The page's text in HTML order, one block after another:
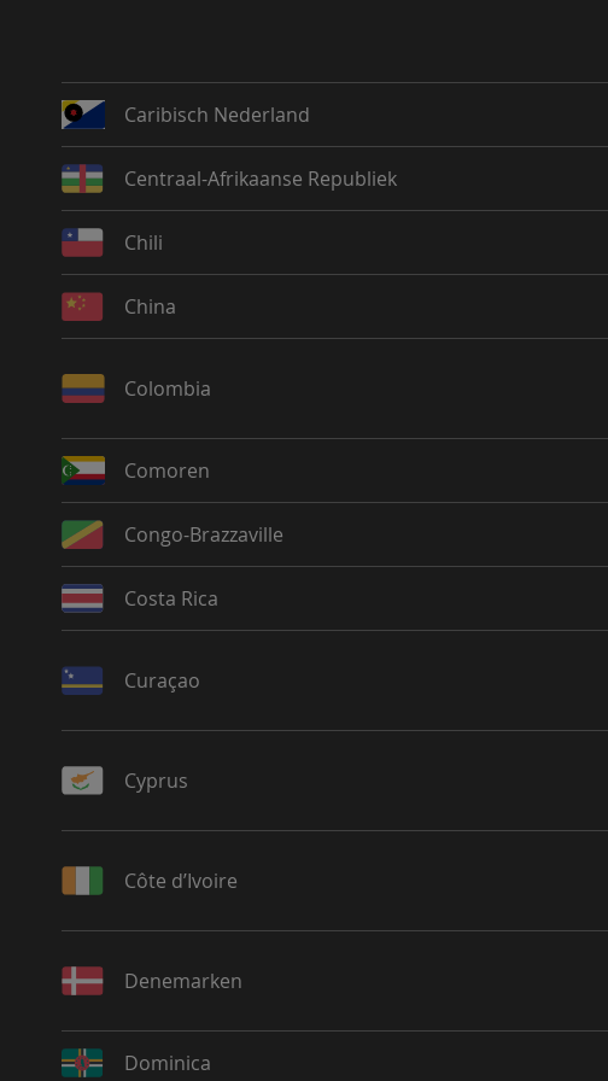
Caribisch Nederland
Centraal-Afrikaanse Republiek
Chili
China
Colombia
Comoren
Congo-Brazzaville
Costa Rica
Curaçao
Cyprus
Côte d’Ivoire
Denemarken
Dominica